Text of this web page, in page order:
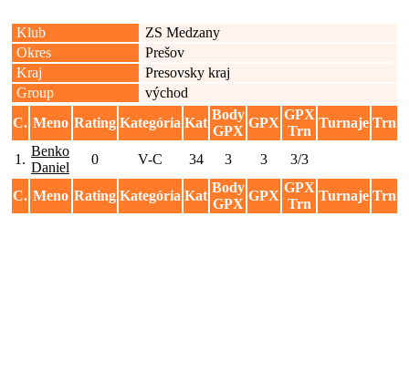
Klub
ZS Medzany
Okres
Prešov
Kraj
Presovsky kraj
Group
východ
C. Meno Rating Kategória Kat
Body
GPX
GPX
GPX
Trn
Turnaje Trn
1.
Benko
Daniel
0 V-C 34 3 3 3/3
C. Meno Rating Kategória Kat
Body
GPX
GPX
GPX
Trn
Turnaje Trn